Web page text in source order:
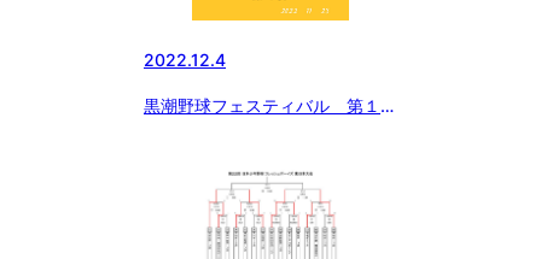
2022.12.4
黒潮野球フェスティバル 第１